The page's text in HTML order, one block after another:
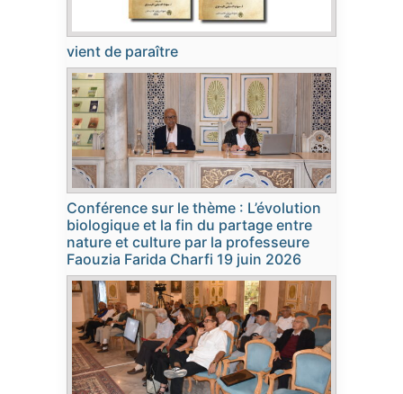
vient de paraître
Conférence sur le thème : L’évolution
biologique et la fin du partage entre
nature et culture par la professeure
Faouzia Farida Charfi 19 juin 2026